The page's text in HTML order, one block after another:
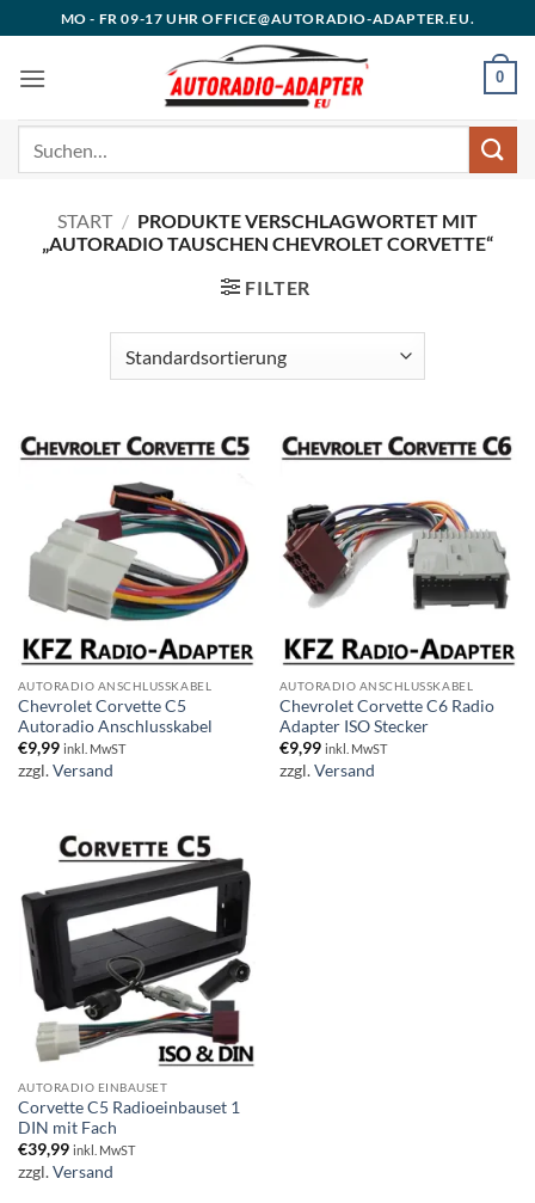
Inhalt
springen
MO - FR 09-17 UHR OFFICE@AUTORADIO-ADAPTER.EU.
0
START / PRODUKTE VERSCHLAGWORTET MIT
„AUTORADIO TAUSCHEN CHEVROLET CORVETTE“
FILTER
AUTORADIO ANSCHLUSSKABEL
Chevrolet Corvette C5
Autoradio Anschlusskabel
€9,99 inkl. MwST
zzgl.Versand
AUTORADIO ANSCHLUSSKABEL
Chevrolet Corvette C6 Radio
Adapter ISO Stecker
€9,99 inkl. MwST
zzgl.Versand
AUTORADIO EINBAUSET
Corvette C5 Radioeinbauset 1
DIN mit Fach
€39,99 inkl. MwST
zzgl.Versand